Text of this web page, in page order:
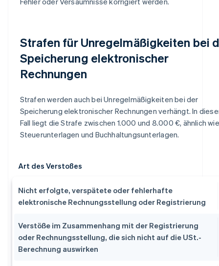
Strafen für Unregelmäßigkeiten bei
Speicherung elektronischer
Rechnungen
Strafen werden auch bei Unregelmäßigkeiten bei der
Speicherung elektronischer Rechnungen verhängt. In
Fall liegt die Strafe zwischen 1.000 und 8.000 €, ähnlich
Steuerunterlagen und Buchhaltungsunterlagen.
Art des Verstoßes
Nicht erfolgte, verspätete oder fehlerhafte
elektronische Rechnungsstellung oder Registrierung
Verstöße im Zusammenhang mit der Registrierung
oder Rechnungsstellung, die sich nicht auf die USt.-
Berechnung auswirken